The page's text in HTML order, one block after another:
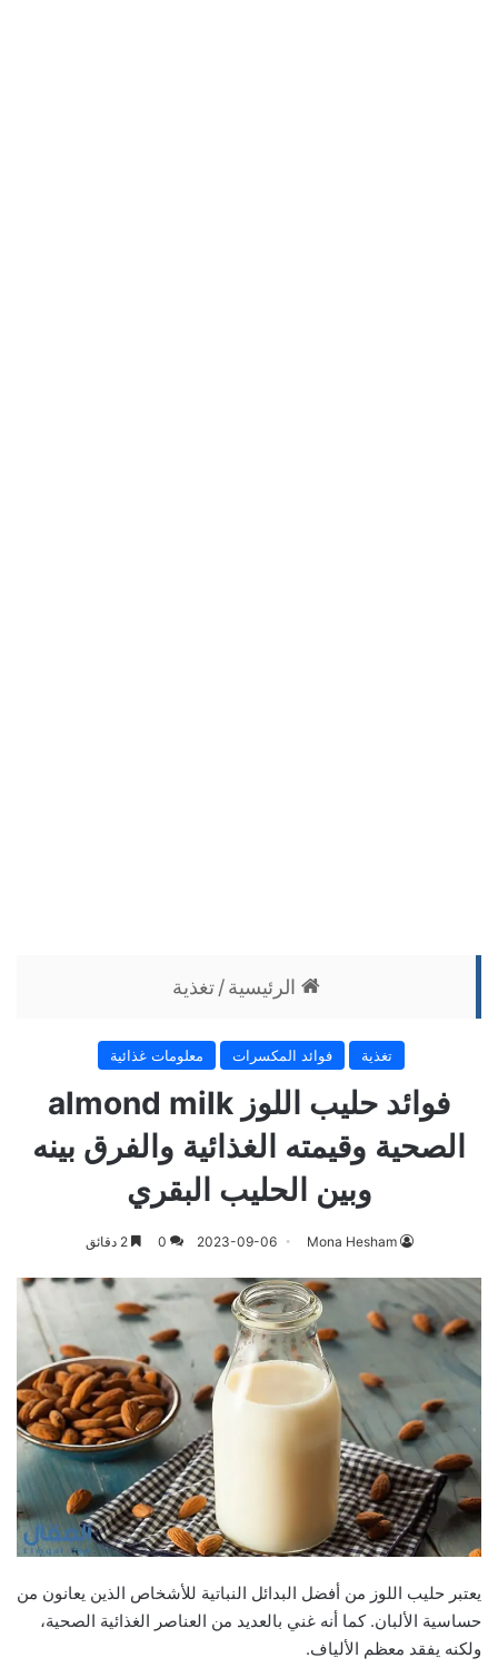
الرئيسية/تغذية
تغذية فوائد المكسرات معلومات غذائية
فوائد حليب اللوز almond milk
الصحية وقيمته الغذائية والفرق بينه
وبين الحليب البقري
Mona Hesham
2023-09-06
0 2 دقائق
يعتبر حليب اللوز من أفضل البدائل النباتية للأشخاص الذين يعانون من
حساسية الألبان. كما أنه غني بالعديد من العناصر الغذائية الصحية،
ولكنه يفقد معظم الألياف.